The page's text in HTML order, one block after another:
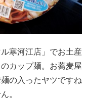
寒河江店」でお土産
カップ麺。お蕎麦屋
の入ったヤツですね
。